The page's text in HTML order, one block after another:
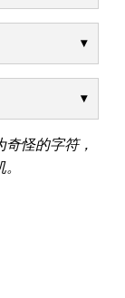
怪的字符，